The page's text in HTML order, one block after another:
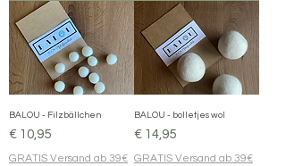
BALOU - Filzbällchen
Prijs
€ 10,95
GRATIS Versand ab 39€
BALOU - bolletjes wol
Prijs
€ 14,95
GRATIS Versand ab 39€